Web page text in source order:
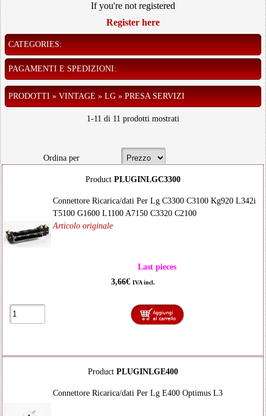
If you're not registered
Register here
CATEGORIES:
PAGAMENTI E SPEDIZIONI:
PRODOTTI » VINTAGE » LG » PRESA SERVIZI
1-11 di 11 prodotti mostrati
Ordina per
Product PLUGINLGC3300
Connettore Ricarica/dati Per Lg C3300 C3100 Kg920 L342i
T5100 G1600 L1100 A7150 C3320 C2100
Articolo originale
Last pieces
3,66€ IVA incl.
Product PLUGINLGE400
Connettore Ricarica/dati Per Lg E400 Optimus L3